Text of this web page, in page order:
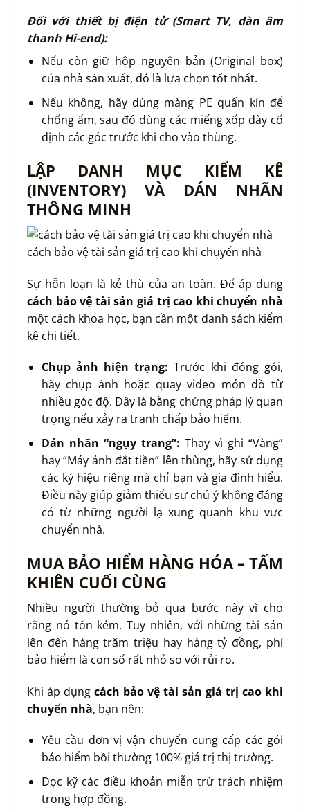
Đối với thiết bị điện tử (Smart TV, dàn âm
thanh Hi-end):
Nếu còn giữ hộp nguyên bản (Original box)
của nhà sản xuất, đó là lựa chọn tốt nhất.
Nếu không, hãy dùng màng PE quấn kín để
chống ẩm, sau đó dùng các miếng xốp dày cố
định các góc trước khi cho vào thùng.
LẬP DANH MỤC KIỂM KÊ
(INVENTORY) VÀ DÁN NHÃN
THÔNG MINH
cách bảo vệ tài sản giá trị cao khi chuyển nhà
Sự hỗn loạn là kẻ thù của an toàn. Để áp dụng
cách bảo vệ tài sản giá trị cao khi chuyển nhà
một cách khoa học, bạn cần một danh sách kiểm
kê chi tiết.
Chụp ảnh hiện trạng: Trước khi đóng gói,
hãy chụp ảnh hoặc quay video món đồ từ
nhiều góc độ. Đây là bằng chứng pháp lý quan
trọng nếu xảy ra tranh chấp bảo hiểm.
Dán nhãn “ngụy trang”: Thay vì ghi “Vàng”
hay “Máy ảnh đắt tiền” lên thùng, hãy sử dụng
các ký hiệu riêng mà chỉ bạn và gia đình hiểu.
Điều này giúp giảm thiểu sự chú ý không đáng
có từ những người lạ xung quanh khu vực
chuyển nhà.
MUA BẢO HIỂM HÀNG HÓA – TẤM
KHIÊN CUỐI CÙNG
Nhiều người thường bỏ qua bước này vì cho
rằng nó tốn kém. Tuy nhiên, với những tài sản
lên đến hàng trăm triệu hay hàng tỷ đồng, phí
bảo hiểm là con số rất nhỏ so với rủi ro.
Khi áp dụng cách bảo vệ tài sản giá trị cao khi
chuyển nhà, bạn nên:
Yêu cầu đơn vị vận chuyển cung cấp các gói
bảo hiểm bồi thường 100% giá trị thị trường.
Đọc kỹ các điều khoản miễn trừ trách nhiệm
trong hợp đồng.